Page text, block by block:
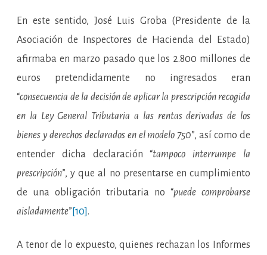
En este sentido, José Luis Groba (Presidente de la
Asociación de Inspectores de Hacienda del Estado)
afirmaba en marzo pasado que los 2.800 millones de
euros pretendidamente no ingresados eran
“consecuencia de la decisión de aplicar la prescripción recogida
en la Ley General Tributaria a las rentas derivadas de los
bienes y derechos declarados en el modelo 750”, así como de
entender dicha declaración “tampoco interrumpe la
prescripción”, y que al no presentarse en cumplimiento
de una obligación tributaria no “puede comprobarse
aisladamente” [10].
A tenor de lo expuesto, quienes rechazan los Informes